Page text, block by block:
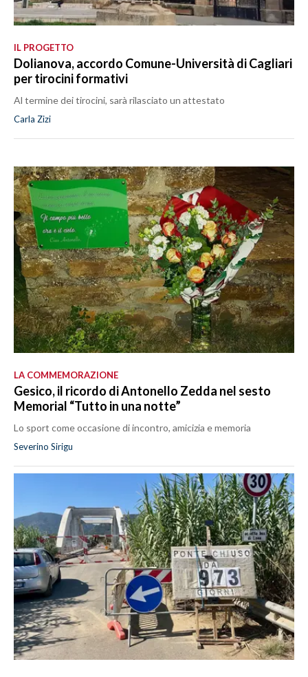
IL PROGETTO
Dolianova, accordo Comune-Università di Cagliari
per tirocini formativi
Al termine dei tirocini, sarà rilasciato un attestato
Carla Zizi
LA COMMEMORAZIONE
Gesico, il ricordo di Antonello Zedda nel sesto
Memorial “Tutto in una notte”
Lo sport come occasione di incontro, amicizia e memoria
Severino Sirigu